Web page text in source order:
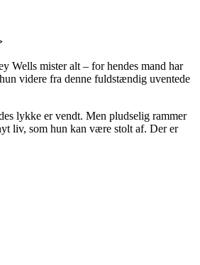
Wells mister alt – for hendes mand har
videre fra denne fuldstændig uventede
lykke er vendt. Men pludselig rammer
liv, som hun kan være stolt af. Der er